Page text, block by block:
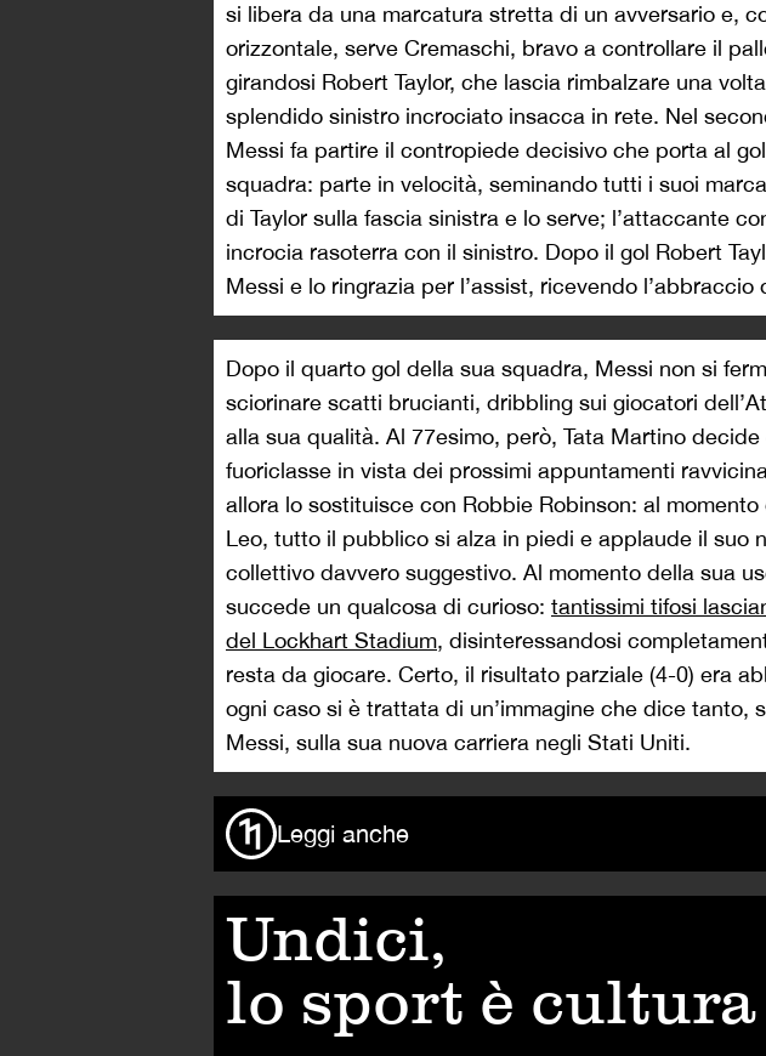
si libera da una marcatura stretta di un avversario e,
orizzontale, serve Cremaschi, bravo a controllare il
girandosi Robert Taylor, che lascia rimbalzare una
splendido sinistro incrociato insacca in rete. Nel
Messi fa partire il contropiede decisivo che porta al
squadra: parte in velocità, seminando tutti i suoi
di Taylor sulla fascia sinistra e lo serve; l’attaccante
incrocia rasoterra con il sinistro. Dopo il gol Robert
Messi e lo ringrazia per l’assist, ricevendo l’abbraccio
Dopo il quarto gol della sua squadra, Messi non si
sciorinare scatti brucianti, dribbling sui giocatori
alla sua qualità. Al 77esimo, però, Tata Martino
fuoriclasse in vista dei prossimi appuntamenti
allora lo sostituisce con Robbie Robinson: al
Leo, tutto il pubblico si alza in piedi e applaude il suo
collettivo davvero suggestivo. Al momento della sua
succede un qualcosa di curioso: tantissimi tifosi
del Lockhart Stadium, disinteressandosi
resta da giocare. Certo, il risultato parziale (4-0) era
ogni caso si è trattata di un’immagine che dice tanto,
Messi, sulla sua nuova carriera negli Stati Uniti.
Leggi anche
Undici,
lo sport è cultura